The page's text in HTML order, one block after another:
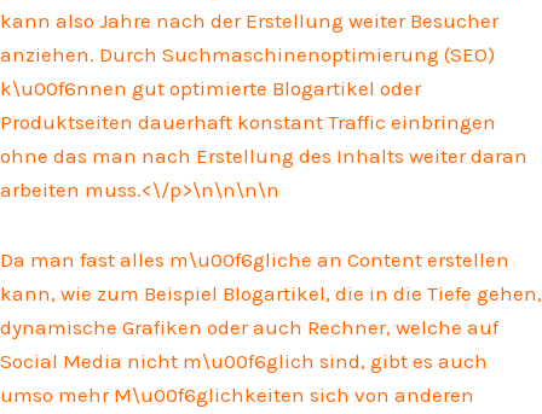
kann also Jahre nach der Erstellung weiter Besucher
anziehen. Durch Suchmaschinenoptimierung (SEO)
k\u00f6nnen gut optimierte Blogartikel oder
Produktseiten dauerhaft konstant Traffic einbringen
ohne das man nach Erstellung des Inhalts weiter daran
arbeiten muss.<\/p>\n\n\n\n
Da man fast alles m\u00f6gliche an Content erstellen
kann, wie zum Beispiel Blogartikel, die in die Tiefe gehen,
dynamische Grafiken oder auch Rechner, welche auf
Social Media nicht m\u00f6glich sind, gibt es auch
umso mehr M\u00f6glichkeiten sich von anderen